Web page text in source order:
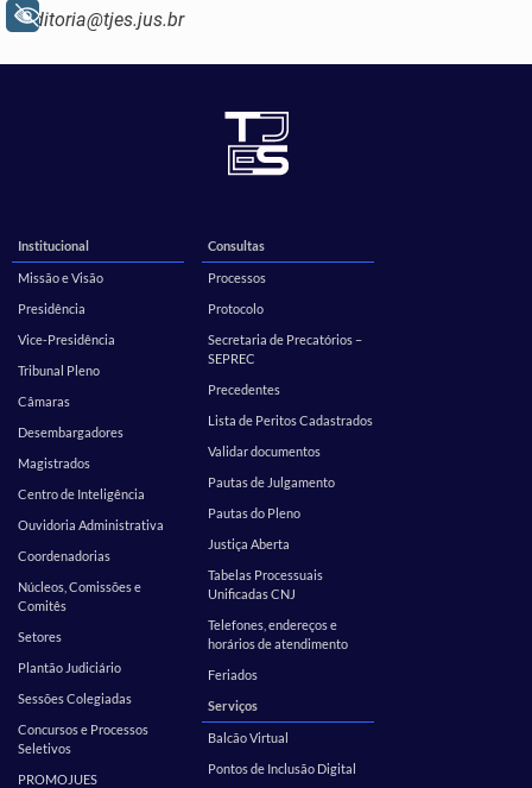
auditoria@tjes.jus.br
Institucional
Missão e Visão
Presidência
Vice-Presidência
Tribunal Pleno
Câmaras
Desembargadores
Magistrados
Centro de Inteligência
Ouvidoria Administrativa
Coordenadorias
Núcleos, Comissões e
Comitês
Setores
Plantão Judiciário
Sessões Colegiadas
Concursos e Processos
Seletivos
PROMOJUES
Consultas
Processos
Protocolo
Secretaria de Precatórios –
SEPREC
Precedentes
Lista de Peritos Cadastrados
Validar documentos
Pautas de Julgamento
Pautas do Pleno
Justiça Aberta
Tabelas Processuais
Unificadas CNJ
Telefones, endereços e
horários de atendimento
Feriados
Serviços
Balcão Virtual
Pontos de Inclusão Digital
+ Acessibilidade